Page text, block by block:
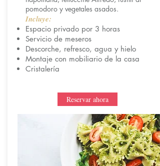
pomodoro y vegetales asados.
Incluye:
Espacio privado por 3 horas
Servicio de meseros
Descorche, refresco, agua y hielo
Montaje con mobiliario de la casa
Cristalería
Reservar ahora